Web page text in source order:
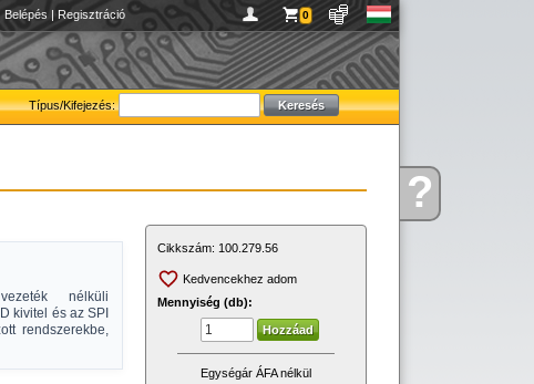
Kérdése?
Belépés | Regisztráció 0
Típus/Kifejezés:
nélküli
kivitel és az SPI
rendszerekbe,
Cikkszám: 100.279.56
Kedvencekhez adom
Mennyiség (db):
Egységár ÁFA nélkül